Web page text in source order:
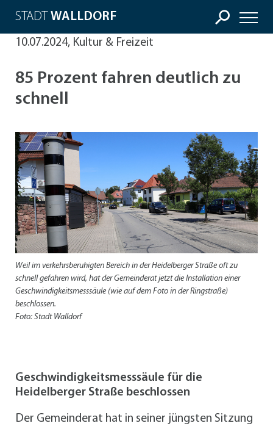
STADT WALLDORF
10.07.2024, Kultur & Freizeit
85 Prozent fahren deutlich zu
schnell
Weil im verkehrsberuhigten Bereich in der Heidelberger Straße oft zu
schnell gefahren wird, hat der Gemeinderat jetzt die Installation einer
Geschwindigkeitsmesssäule (wie auf dem Foto in der Ringstraße)
beschlossen.
Foto: Stadt Walldorf
Geschwindigkeitsmesssäule für die
Heidelberger Straße beschlossen
Der Gemeinderat hat in seiner jüngsten Sitzung